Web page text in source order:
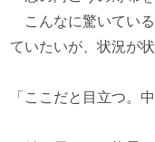
こんなに驚いてい
ていたいが、状況が
「ここだと目立つ。